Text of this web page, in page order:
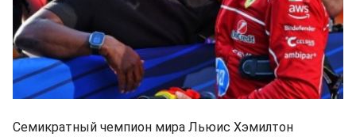
Семикратный чемпион мира Льюис Хэмилтон